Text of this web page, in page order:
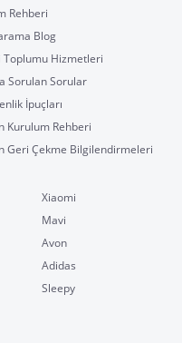
Rehberi
Blog
Toplumu Hizmetleri
Sorulan Sorular
İpuçları
Kurulum Rehberi
Geri Çekme Bilgilendirmeleri
Xiaomi
Mavi
Avon
Adidas
Sleepy